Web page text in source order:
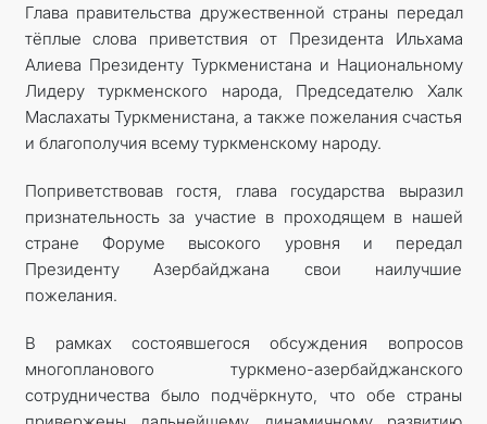
Глава правительства дружественной страны передал
тёплые слова приветствия от Президента Ильхама
Алиева Президенту Туркменистана и Национальному
Лидеру туркменского народа, Председателю Халк
Маслахаты Туркменистана, а также пожелания счастья
и благополучия всему туркменскому народу.
Поприветствовав гостя, глава государства выразил
признательность за участие в проходящем в нашей
стране Форуме высокого уровня и передал
Президенту Азербайджана свои наилучшие
пожелания.
В рамках состоявшегося обсуждения вопросов
многопланового туркмено-азербайджанского
сотрудничества было подчёркнуто, что обе страны